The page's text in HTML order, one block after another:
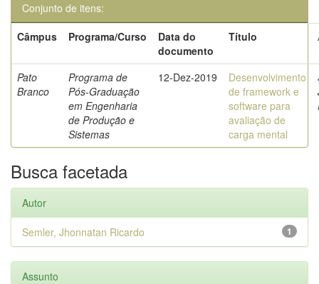
Conjunto de itens:
Câmpus
Programa/Curso
Data do
documento
Título
Pato
Branco
Programa de
Pós-Graduação
em Engenharia
de Produção e
Sistemas
12-Dez-2019
Desenvolvimento
de framework e
software para
avaliação de
carga mental
Busca facetada
Autor
1
Semler, Jhonnatan Ricardo
Assunto